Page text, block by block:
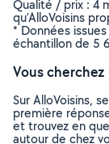
Qualité / prix : 4
qu’AlloVoisins
* Données
échantillon de 5
Vous
Sur AlloVoisins,
première
et trouvez en
autour de chez